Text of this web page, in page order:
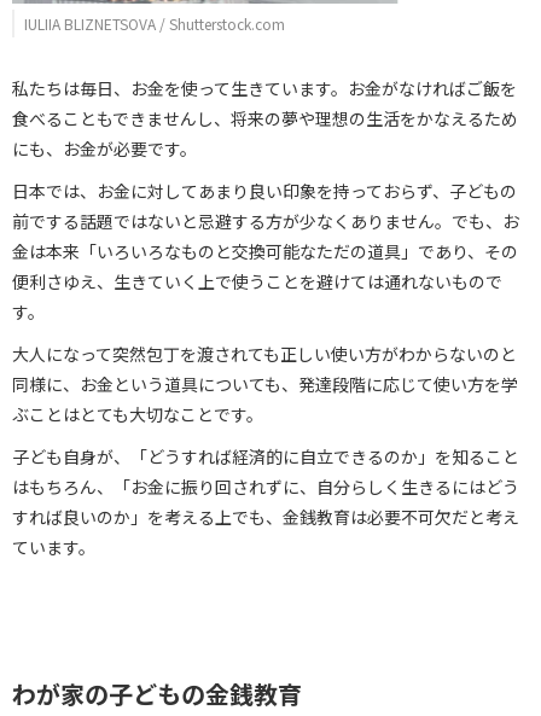
IULIIA BLIZNETSOVA / Shutterstock.com
私たちは毎日、お金を使って生きています。お金がなければご飯を
食べることもできませんし、将来の夢や理想の生活をかなえるため
にも、お金が必要です。
日本では、お金に対してあまり良い印象を持っておらず、子どもの
前でする話題ではないと忌避する方が少なくありません。でも、お
金は本来「いろいろなものと交換可能なただの道具」であり、その
便利さゆえ、生きていく上で使うことを避けては通れないもので
す。
大人になって突然包丁を渡されても正しい使い方がわからないのと
同様に、お金という道具についても、発達段階に応じて使い方を学
ぶことはとても大切なことです。
子ども自身が、「どうすれば経済的に自立できるのか」を知ること
はもちろん、「お金に振り回されずに、自分らしく生きるにはどう
すれば良いのか」を考える上でも、金銭教育は必要不可欠だと考え
ています。
わが家の子どもの金銭教育